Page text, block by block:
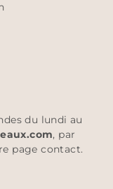
du lundi au
, par
pagecontact.